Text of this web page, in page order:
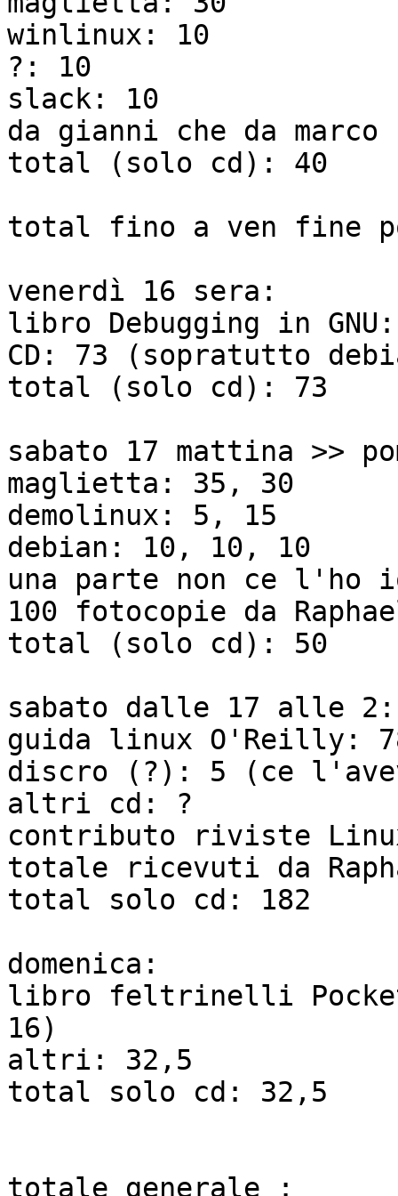
winlinux: 10
?: 10
slack: 10
da gianni che da
total (solo cd): 40
total fino a ven fine
venerdì 16 sera:
libro Debugging in
CD: 73 (sopratutto
total (solo cd): 73
sabato 17 mattina >>
maglietta: 35, 30
demolinux: 5, 15
debian: 10, 10, 10
una parte non ce l'ho
100 fotocopie da
total (solo cd): 50
sabato dalle 17 alle 2:
guida linux O'Reilly:
discro (?): 5 (ce
altri cd: ?
contributo riviste
totale ricevuti da
total solo cd: 182
domenica:
libro feltrinelli
16)
altri: 32,5
total solo cd: 32,5
totale generale :